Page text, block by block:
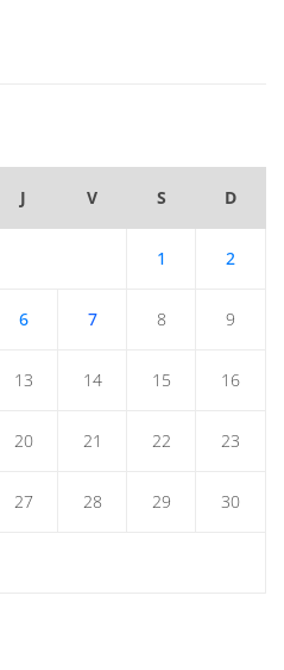
J V S D
1 2
6 7 8 9
13 14 15 16
20 21 22 23
27 28 29 30